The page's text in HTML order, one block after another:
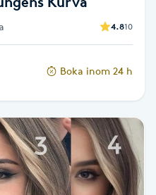
4.810
Boka inom 24 h